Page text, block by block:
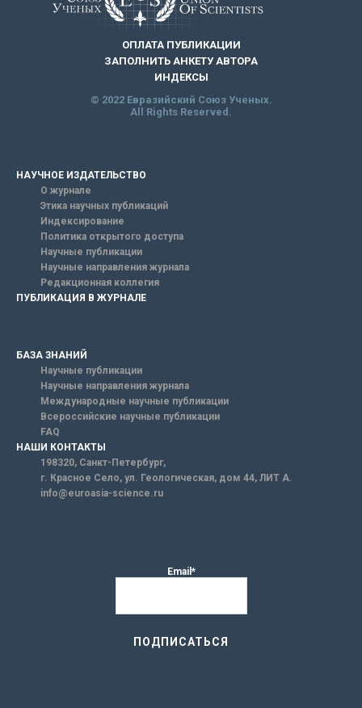
ОПЛАТА ПУБЛИКАЦИИ
ЗАПОЛНИТЬ АНКЕТУ АВТОРА
ИНДЕКСЫ
© 2022 Евразийский Союз Ученых.
All Rights Reserved.
НАУЧНОЕ ИЗДАТЕЛЬСТВО
О журнале
Этика научных публикаций
Индексирование
Политика открытого доступа
Научные публикации
Научные направления журнала
Редакционная коллегия
ПУБЛИКАЦИЯ В ЖУРНАЛЕ
БАЗА ЗНАНИЙ
Научные публикации
Научные направления журнала
Международные научные публикации
Всероссийские научные публикации
FAQ
НАШИ КОНТАКТЫ
198320, Санкт-Петербург,
г. Красное Село, ул. Геологическая, дом 44, ЛИТ А.
info@euroasia-science.ru
Email*